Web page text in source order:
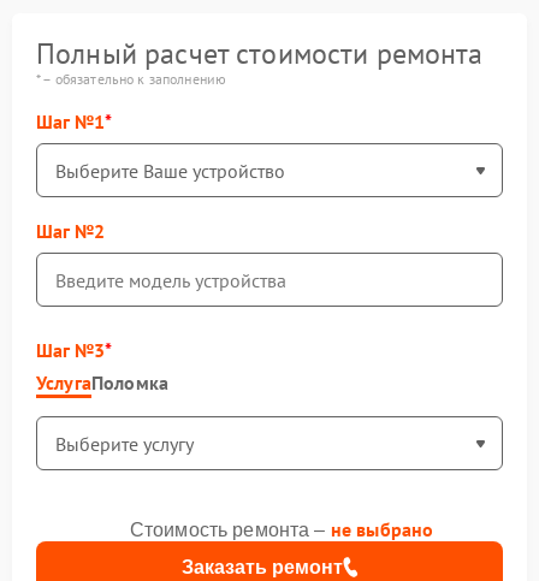
Полный расчет стоимости ремонта
* – обязательно к заполнению
Шаг №1
Шаг №2
Шаг №3
УслугаПоломка
Заказать ремонт
Стоимость ремонта – не выбрано